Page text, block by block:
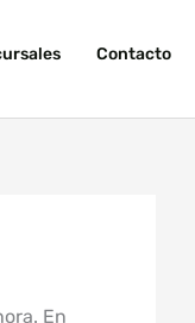
Contacto
En